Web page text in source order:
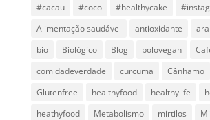
#cacau #coco #healthycake
Alimentação saudável
antioxidante
bio
Biológico Blog bolovegan
comidadeverdade
curcuma Cânhamo
Glutenfree
healthyfood healthylife
heathyfood
Metabolismo mirtilos